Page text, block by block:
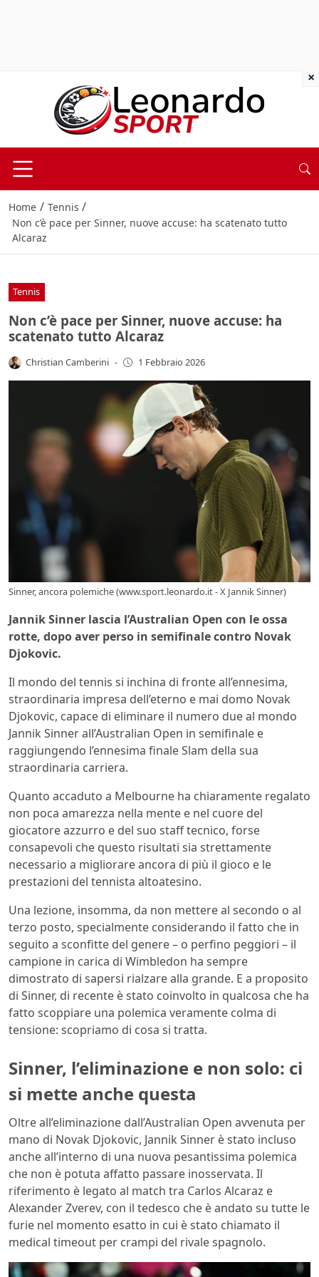
Home / Tennis /
Non c’è pace per Sinner, nuove accuse: ha scatenato tutto
Alcaraz
Tennis
Non c’è pace per Sinner, nuove accuse: ha
scatenato tutto Alcaraz
Christian Camberini - 1 Febbraio 2026
Sinner, ancora polemiche (www.sport.leonardo.it - X Jannik Sinner)
Jannik Sinner lascia l’Australian Open con le ossa
rotte, dopo aver perso in semifinale contro Novak
Djokovic.
Il mondo del tennis si inchina di fronte all’ennesima,
straordinaria impresa dell’eterno e mai domo Novak
Djokovic, capace di eliminare il numero due al mondo
Jannik Sinner all’Australian Open in semifinale e
raggiungendo l’ennesima finale Slam della sua
straordinaria carriera.
Quanto accaduto a Melbourne ha chiaramente regalato
non poca amarezza nella mente e nel cuore del
giocatore azzurro e del suo staff tecnico, forse
consapevoli che questo risultati sia strettamente
necessario a migliorare ancora di più il gioco e le
prestazioni del tennista altoatesino.
Una lezione, insomma, da non mettere al secondo o al
terzo posto, specialmente considerando il fatto che in
seguito a sconfitte del genere – o perfino peggiori – il
campione in carica di Wimbledon ha sempre
dimostrato di sapersi rialzare alla grande. E a proposito
di Sinner, di recente è stato coinvolto in qualcosa che ha
fatto scoppiare una polemica veramente colma di
tensione: scopriamo di cosa si tratta.
Sinner, l’eliminazione e non solo: ci
si mette anche questa
Oltre all’eliminazione dall’Australian Open avvenuta per
mano di Novak Djokovic, Jannik Sinner è stato incluso
anche all’interno di una nuova pesantissima polemica
che non è potuta affatto passare inosservata. Il
riferimento è legato al match tra Carlos Alcaraz e
Alexander Zverev, con il tedesco che è andato su tutte le
furie nel momento esatto in cui è stato chiamato il
medical timeout per crampi del rivale spagnolo.
×